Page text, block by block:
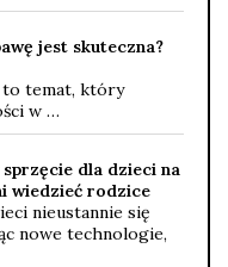
jest skuteczna?
to temat, który
w …
dla dzieci na
wiedzieć rodzice
nieustannie się
nowe technologie,